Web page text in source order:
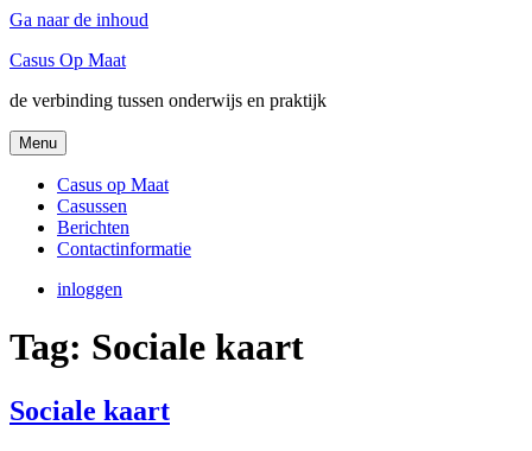
Ga naar de inhoud
Casus Op Maat
de verbinding tussen onderwijs en praktijk
Menu
Casus op Maat
Casussen
Berichten
Contactinformatie
inloggen
Tag: Sociale kaart
Sociale kaart